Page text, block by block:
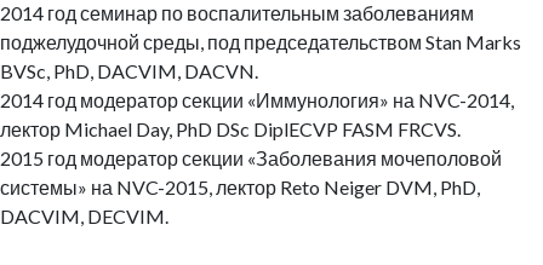
2014 год семинар по воспалительным заболеваниям
поджелудочной среды, под председательством Stan Marks
BVSc, PhD, DACVIM, DACVN.
2014 год модератор секции «Иммунология» на NVC-2014,
лектор Michael Day, PhD DSc DiplECVP FASM FRCVS.
2015 год модератор секции «Заболевания мочеполовой
системы» на NVC-2015, лектор Reto Neiger DVM, PhD,
DACVIM, DECVIM.